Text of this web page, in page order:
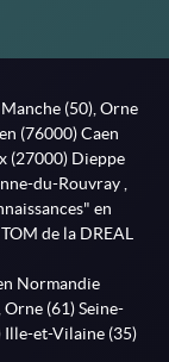
(50), Orne
(76000) Caen
(27000) Dieppe
du-Rouvray ,
en
de la DREAL
Normandie
(61) Seine-
Ille-et-Vilaine (35)